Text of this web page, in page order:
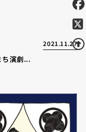
2021.11.27
ち演劇...